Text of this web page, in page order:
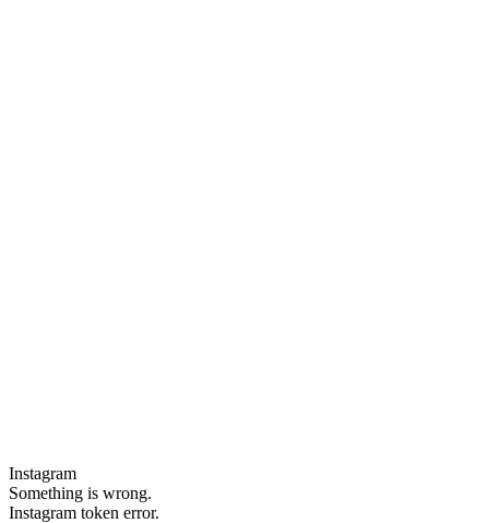
Instagram
Something is wrong.
Instagram token error.